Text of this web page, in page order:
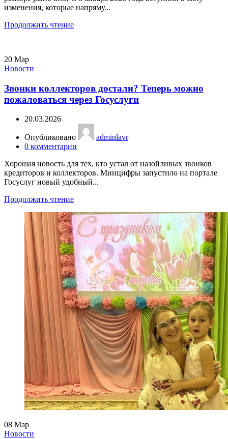
изменения, которые напряму...
Продолжить чтение
20 Мар
Новости
Звонки коллекторов достали? Теперь можно
пожаловаться через Госуслуги
20.03.2026
Опубликовано
adminlavr
0 комментарии
Хорошая новость для тех, кто устал от назойливых звонков
кредиторов и коллекторов. Минцифры запустило на портале
Госуслуг новый удобный...
Продолжить чтение
08 Мар
Новости